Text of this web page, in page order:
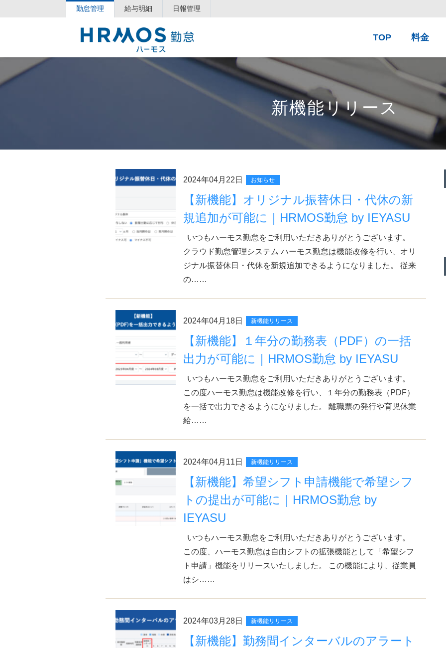
勤怠管理 給与明細 日報管理
TOP 料金
新機能リリース
2024年04月22日 お知らせ
【新機能】オリジナル振替休日・代休の新
規追加が可能に｜HRMOS勤怠 by IEYASU
いつもハーモス勤怠をご利用いただきありがとうございます。
クラウド勤怠管理システム ハーモス勤怠は機能改修を行い、オリ
ジナル振替休日・代休を新規追加できるようになりました。 従来
の……
2024年04月18日 新機能リリース
【新機能】１年分の勤務表（PDF）の一括
出力が可能に｜HRMOS勤怠 by IEYASU
いつもハーモス勤怠をご利用いただきありがとうございます。
この度ハーモス勤怠は機能改修を行い、１年分の勤務表（PDF）
を一括で出力できるようになりました。 離職票の発行や育児休業
給……
2024年04月11日 新機能リリース
【新機能】希望シフト申請機能で希望シフ
トの提出が可能に｜HRMOS勤怠 by
IEYASU
いつもハーモス勤怠をご利用いただきありがとうございます。
この度、ハーモス勤怠は自由シフトの拡張機能として「希望シフ
ト申請」機能をリリースいたしました。 この機能により、従業員
はシ……
2024年03月28日 新機能リリース
【新機能】勤務間インターバルのアラート